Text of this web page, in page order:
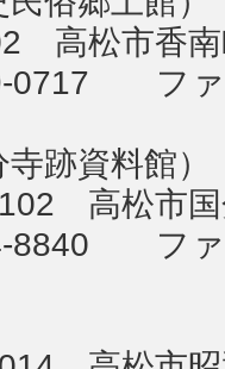
高松市香南
0717 フ
跡資料館）
高松市国
8840 フ